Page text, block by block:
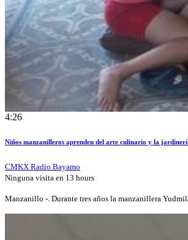
4:26
Niños manzanilleros aprenden del arte culinario y la
CMKX Radio Bayamo
Ninguna visita en 13 hours
Manzanillo -. Durante tres años la manzanillera